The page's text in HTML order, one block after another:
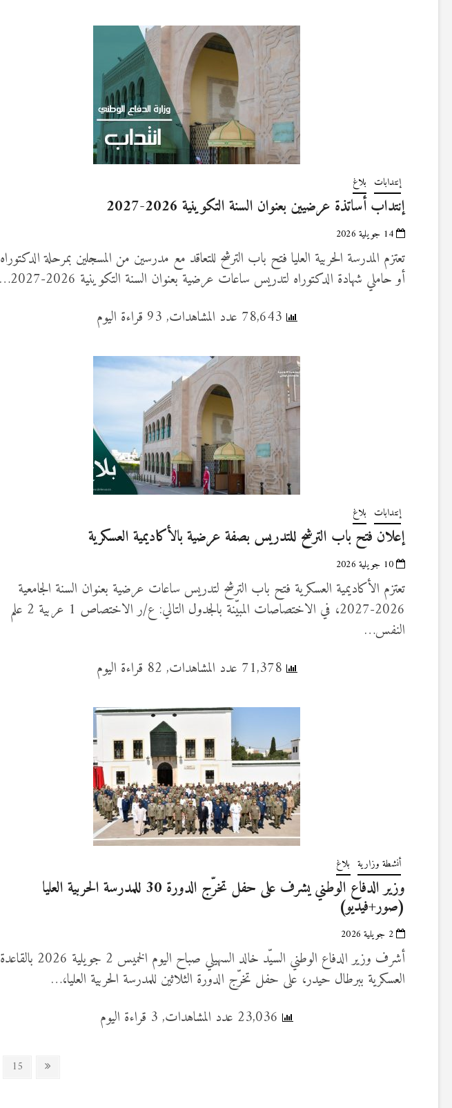
إنتدابات بلاغ
إنتداب أساتذة عرضيين بعنوان السنة التكوينية 2026-2027
14 جويلية 2026
تعتزم المدرسة الحربية العليا فتح باب الترشح للتعاقد مع مدرسين من المسجلين بمرحلة الدكتوراه
أو حاملي شهادة الدكتوراه لتدريس ساعات عرضية بعنوان السنة التكوينية 2026-2027…
إنتدابات بلاغ
إعلان فتح باب الترشح للتدريس بصفة عرضية بالأكاديمية العسكرية
10 جويلية 2026
تعتزم الأكاديمية العسكرية فتح باب الترشح لتدريس ساعات عرضية بعنوان السنة الجامعية
2026-2027، في الاختصاصات المبيّنة بالجدول التالي: ع/ر الاختصاص 1 عربية 2 علم
النفس…
أنشطة وزارية بلاغ
وزير الدفاع الوطني يشرف على حفل تخرّج الدورة 30 للمدرسة الحربية العليا
(صور+فيديو)
2 جويلية 2026
أشرف وزير الدفاع الوطني السيّد خالد السهيلي صباح اليوم الخميس 2 جويلية 2026 بالقاعدة
العسكرية ببرطال حيدر، على حفل تخرّج الدورة الثلاثين للمدرسة الحربية العليا،…
23,036 عدد المشاهدات, 3 قراءة اليوم
Page
15
Next